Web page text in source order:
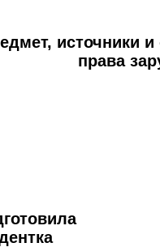
источники и
права